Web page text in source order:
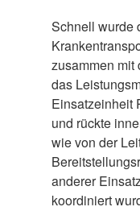
Schnell wurde
zusammen mit
das
Einsatzeinheit
und rückte
wie von der
anderer
koordiniert